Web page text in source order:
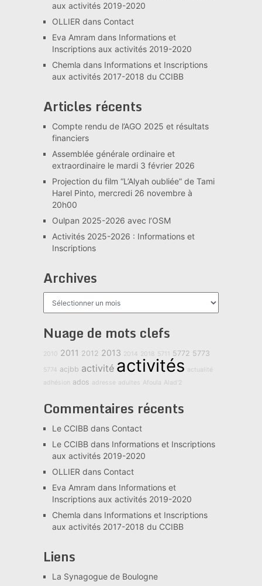
aux activités 2019-2020
OLLIER dans Contact
Eva Amram dans Informations et
Inscriptions aux activités 2019-2020
Chemla dans Informations et Inscriptions
aux activités 2017-2018 du CCIBB
Articles récents
Compte rendu de l’AGO 2025 et résultats
financiers
Assemblée générale ordinaire et
extraordinaire le mardi 3 février 2026
Projection du film “L’Alyah oubliée” de Tami
Harel Pinto, mercredi 26 novembre à
20h00
Oulpan 2025-2026 avec l’OSM
Activités 2025-2026 : Informations et
Inscriptions
Archives
Nuage de mots clefs
2010 2011 2012 2013 2014 2018 5711 5772 5773
5774 acjbb activité activités actualité
adhésion ados adresse adultes Afoula Alad'2
Commentaires récents
Le CCIBBdans Contact
Le CCIBBdans Informations et Inscriptions
aux activités 2019-2020
OLLIER dans Contact
Eva Amram dans Informations et
Inscriptions aux activités 2019-2020
Chemla dans Informations et Inscriptions
aux activités 2017-2018 du CCIBB
Liens
La Synagogue de Boulogne